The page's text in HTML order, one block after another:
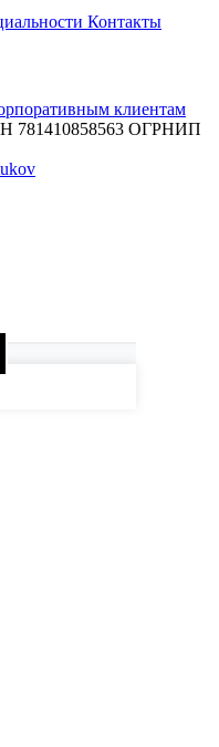
Контакты
клиентам
781410858563 ОГРНИП